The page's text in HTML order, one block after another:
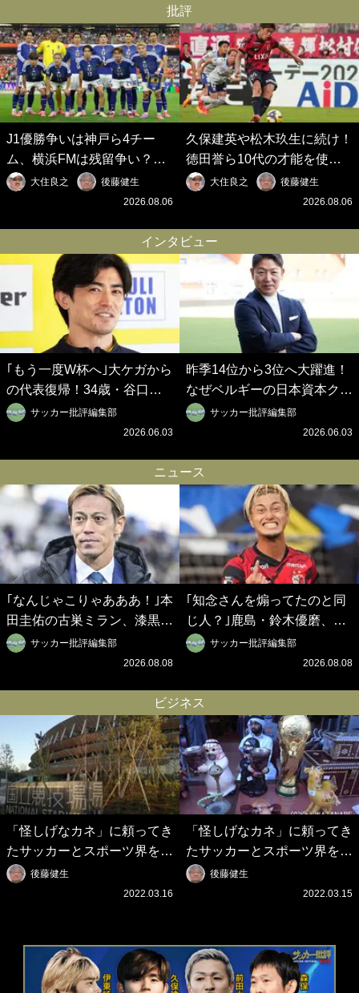
批評
J1優勝争いは神戸ら4チー
ム、横浜FMは残留争い？大
混戦のJ2はRB大宮に注目！
歴代最強の日本代表をJリー
の秋春制｣の大激論】(6)
大住良之
後藤健生
2026.08.06
久保建英や松木玖生に続け！
徳田誉ら10代の才能を使い
切れないJクラブの課題と、
｢0円欧州移籍｣撲滅への処方
春制｣の大激論】(5)
大住良之
後藤健生
2026.08.06
インタビュー
｢もう一度W杯へ｣大ケガから
の代表復帰！34歳・谷口彰
悟の奇跡を支えた日本資本の
ベルギークラブ、次なる野望
ロイデン立石敬之CEOの世
界戦略】(2)
サッカー批評編集部
2026.06.03
昨季14位から3位へ大躍進！
なぜベルギーの日本資本クラ
ブは創設102年目に歴史的快
挙を成し遂げられたのか？
之CEOの世界戦略】(1)
サッカー批評編集部
2026.06.03
ニュース
｢なんじゃこりゃあああ！｣本
田圭佑の古巣ミラン、漆黒×
蛍光レッドの超絶クールな新
サードユニに世界が熱狂｢サ
サッカー批評編集部
2026.08.08
｢知念さんを煽ってたのと同
じ人？｣鹿島・鈴木優磨、大
逆転勝利後の“超・優等生イ
ンタビュー”が話題！｢試合中
イケメンやな」
サッカー批評編集部
2026.08.08
ビジネス
「怪しげなカネ」に頼ってき
たサッカーとスポーツ界を待
つ未来(4)スポーツを「持続
可能」にする「真の投資」の
後藤健生
2022.03.16
「怪しげなカネ」に頼ってき
たサッカーとスポーツ界を待
つ未来(3)「ロシアン・マネ
ー」に続く中東の「オイルマ
後藤健生
2022.03.15